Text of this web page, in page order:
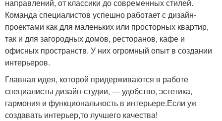
направлений, от классики до современных стилей.
Команда специалистов успешно работает с дизайн-
проектами как для маленьких или просторных квартир,
так и для загородных домов, ресторанов, кафе и
офисных пространств. У них огромный опыт в создании
интерьеров.
Главная идея, которой придерживаются в работе
специалисты дизайн-студии, — удобство, эстетика,
гармония и функциональность в интерьере.Если уж
создавать интерьер,то лучшего качества!